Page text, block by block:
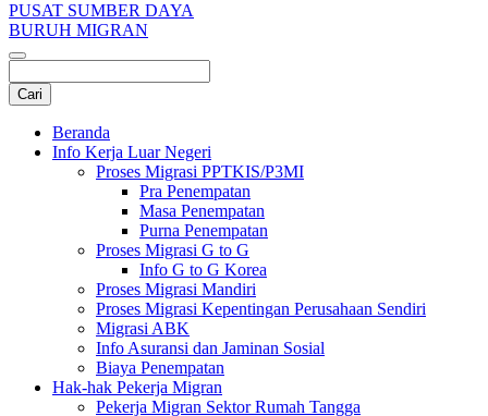
PUSAT SUMBER DAYA
BURUH MIGRAN
Beranda
Info Kerja Luar Negeri
Proses Migrasi PPTKIS/P3MI
Pra Penempatan
Masa Penempatan
Purna Penempatan
Proses Migrasi G to G
Info G to G Korea
Proses Migrasi Mandiri
Proses Migrasi Kepentingan Perusahaan Sendiri
Migrasi ABK
Info Asuransi dan Jaminan Sosial
Biaya Penempatan
Hak-hak Pekerja Migran
Pekerja Migran Sektor Rumah Tangga